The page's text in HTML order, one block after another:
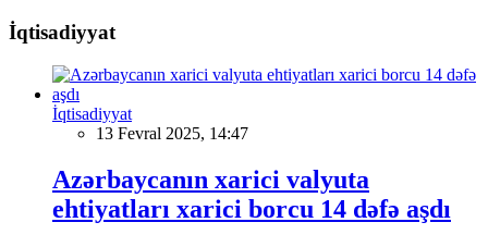
İqtisadiyyat
İqtisadiyyat
13 Fevral 2025, 14:47
Azərbaycanın xarici valyuta
ehtiyatları xarici borcu 14 dəfə aşdı